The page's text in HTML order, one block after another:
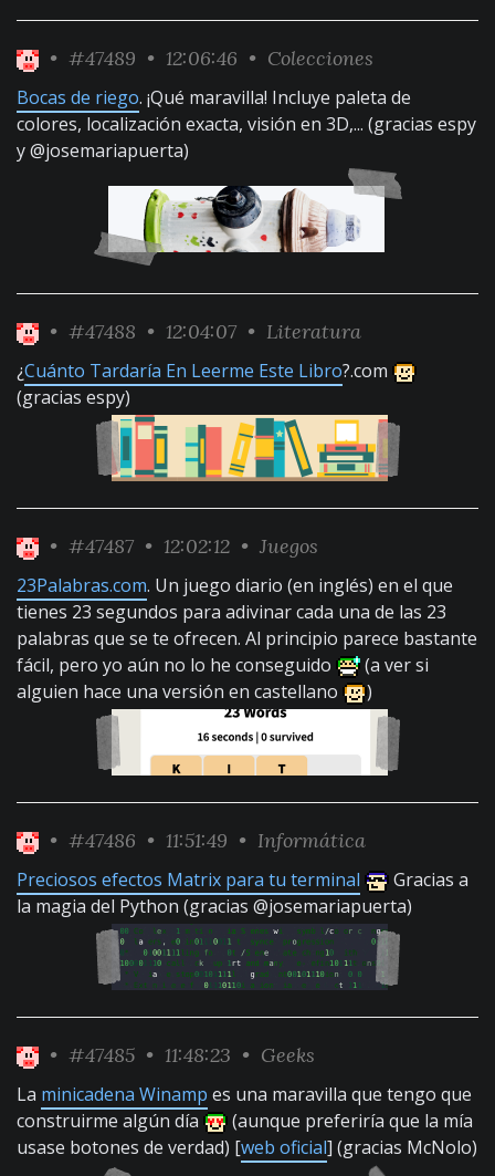
• #47489 • 12:06:46 • Colecciones
Bocas de riego. ¡Qué maravilla! Incluye paleta de
colores, localización exacta, visión en 3D,... (gracias espy
y @josemariapuerta)
• #47488 • 12:04:07 • Literatura
¿Cuánto Tardaría En Leerme Este Libro?.com
(gracias espy)
• #47487 • 12:02:12 • Juegos
23Palabras.com. Un juego diario (en inglés) en el que
tienes 23 segundos para adivinar cada una de las 23
palabras que se te ofrecen. Al principio parece bastante
fácil, pero yo aún no lo he conseguido
(a ver si
alguien hace una versión en castellano
)
• #47486 • 11:51:49 • Informática
Preciosos efectos Matrix para tu terminal
Gracias a
la magia del Python (gracias @josemariapuerta)
• #47485 • 11:48:23 • Geeks
La minicadena Winamp es una maravilla que tengo que
construirme algún día
(aunque preferiría que la mía
usase botones de verdad) [web oficial] (gracias McNolo)